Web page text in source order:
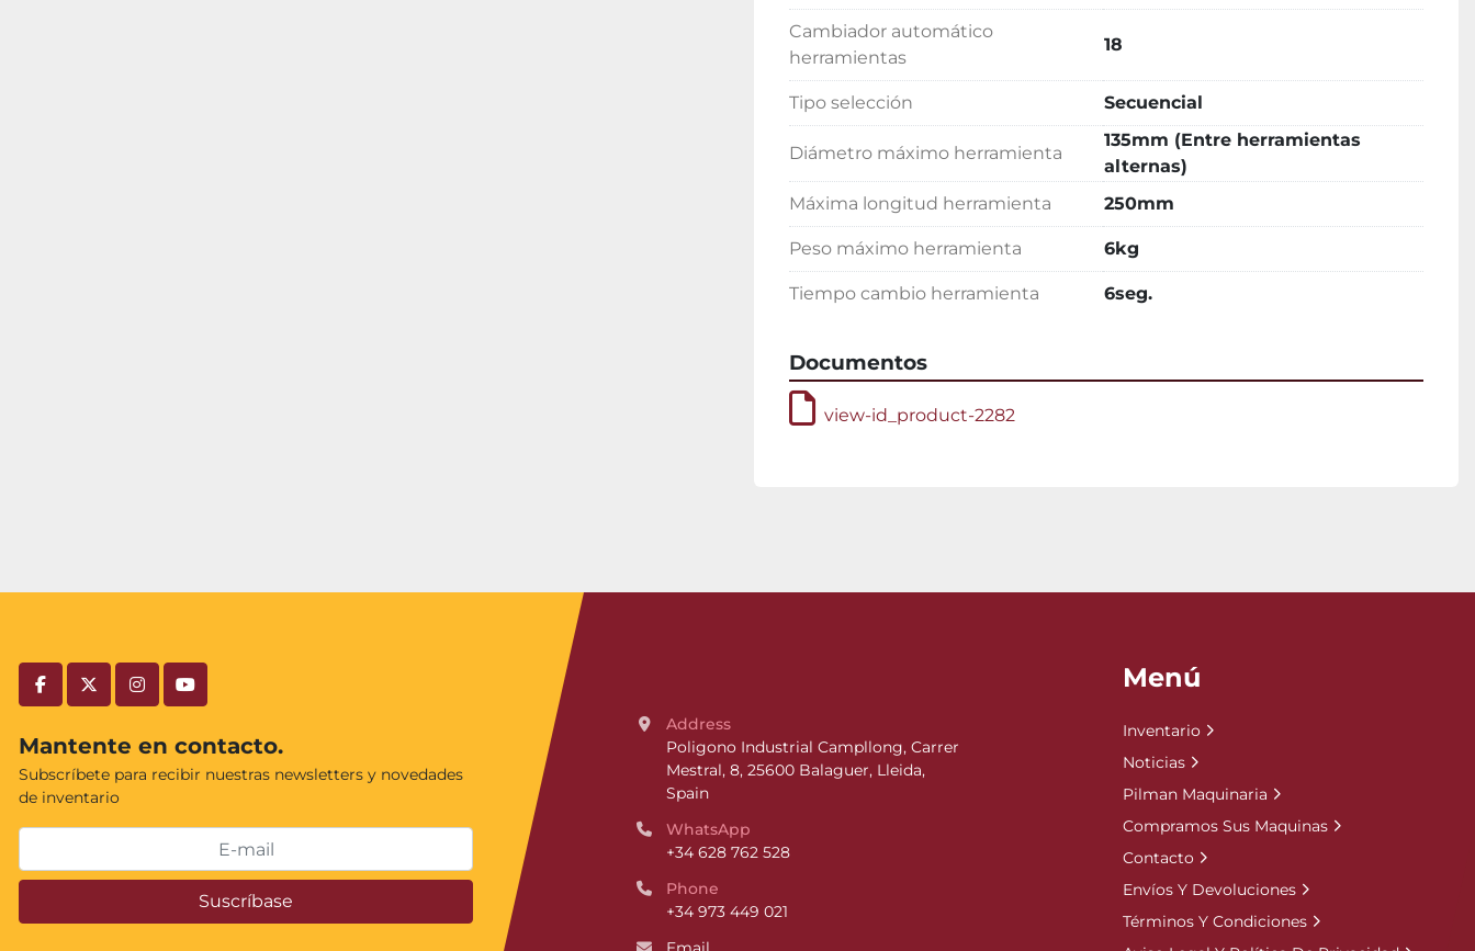
Cambiador automático
herramientas
18
Tipo selección Secuencial
Diámetro máximo herramienta
135mm (Entre herramientas
alternas)
Máxima longitud herramienta
250mm
Peso máximo herramienta 6kg
Tiempo cambio herramienta 6seg.
Documentos
view-id_product-2282
facebooktwitterinstagramyoutube
Mantente en contacto.
Subscríbete para recibir nuestras newsletters y novedades
de inventario
Suscríbase
Address
Poligono Industrial Campllong, Carrer
Mestral, 8, 25600 Balaguer, Lleida,
Spain
WhatsApp
+34 628 762 528
Phone
+34 973 449 021
Menú
Inventario
Noticias
Pilman Maquinaria
Compramos Sus Maquinas
Contacto
Envíos Y Devoluciones
Términos Y Condiciones